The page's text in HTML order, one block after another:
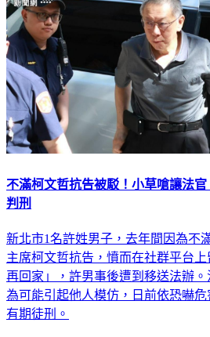
不滿柯文哲抗告被駁！小草嗆讓法
判刑
新北市1名許姓男子，去年間因為不
主席柯文哲抗告，憤而在社群平台
再回家」，許男事後遭到移送法辦
為可能引起他人模仿，日前依恐嚇危
有期徒刑。